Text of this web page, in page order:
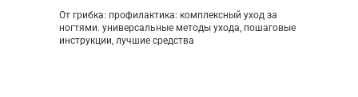
От грибка: профилактика: комплексный уход за
ногтями. универсальные методы ухода, пошаговые
инструкции, лучшие средства